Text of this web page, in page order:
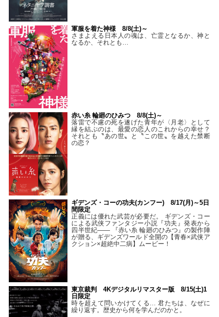
軍服を着た神様 8/8(土)～
さまよえる日本人の魂は、亡霊となるか、神と
なるか、それとも…
赤い糸 輪廻のひみつ 8/8(土)～
落雷で不慮の死を遂げた青年が〈月老〉として
縁を結ぶのは、最愛の恋人のこれからの幸せ？
それとも〝あの世〟と〝この世〟を越えた禁断
の恋？
ギデンズ・コーの功夫(カンフー) 8/17(月)～5日
間限定
正義には優れた武芸が必要だ。 ギデンズ・コー
による武侠ファンタジー小説『功夫』発表から
四半世紀―― 『赤い糸 輪廻のひみつ』の製作陣
が贈る、ギデンズワールド全開の【青春×武侠ア
クション×超絶中二病】ムービー！
東京裁判 4Kデジタルリマスター版 8/15(土)1
日限定
時を超えて問いかけてくる… 君たちは、なぜに
繰り返す。歴史から何を学んだのかと。